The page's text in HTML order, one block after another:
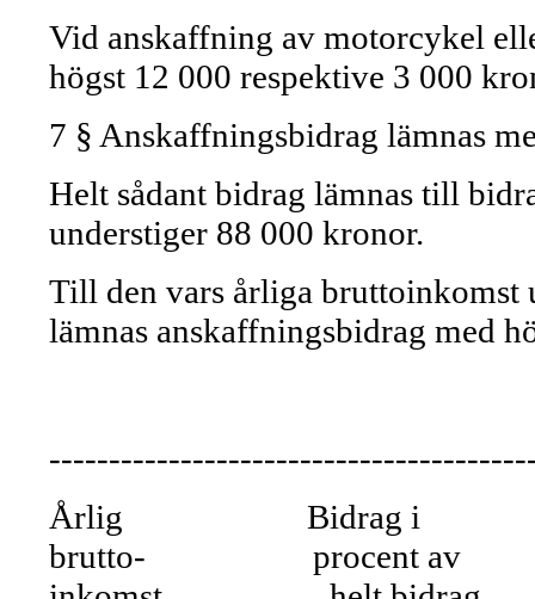
Vid anskaffning av motorcykel
högst 12 000 respektive 3 000
7 § Anskaffningsbidrag lämnas
Helt sådant bidrag lämnas till
understiger 88 000 kronor.
Till den vars årliga
lämnas anskaffningsbidrag med
Årlig Bidrag i
brutto- procent av